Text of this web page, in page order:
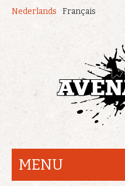
Overslaan en naar de inhoud gaan
Nederlands Français
MENU